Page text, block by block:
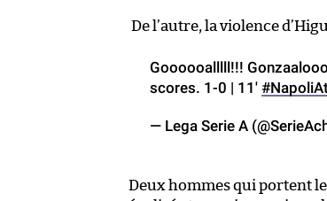
De l’autre, la violence
Goooooalllll!!!
scores. 1-0 | 11′
— Lega Serie A
Deux hommes qui portent